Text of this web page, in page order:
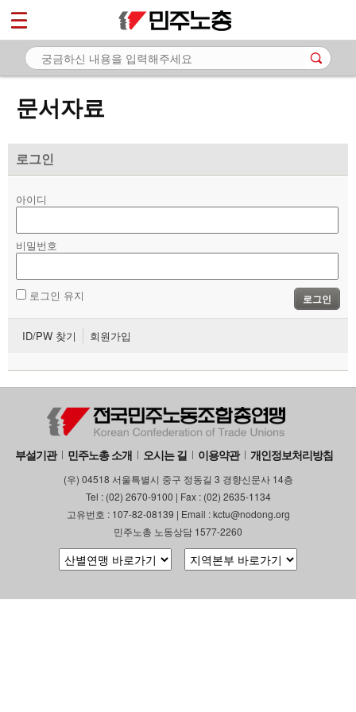
문서자료
로그인
아이디
비밀번호
로그인 유지 로그인
ID/PW 찾기 회원가입
부설기관 민주노총 소개 오시는 길 이용약관 개인정보처리방침
(우) 04518 서울특별시 중구 정동길 3 경향신문사 14층
Tel : (02) 2670-9100 | Fax : (02) 2635-1134
고유번호 : 107-82-08139 | Email : kctu@nodong.org
민주노총 노동상담 1577-2260
마이페이지
소개
노동상담
자료
- 미디어자료
- 카드뉴스
부설기관